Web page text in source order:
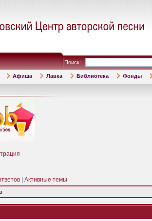
Поиск:
Афиша Лавка Библиотека Фонды
Активные темы